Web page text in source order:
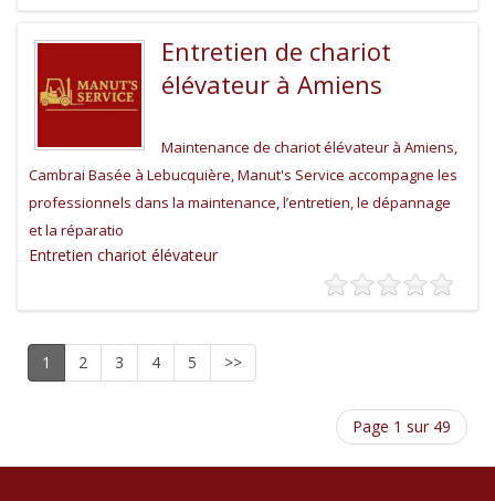
Entretien de chariot
élévateur à Amiens
Maintenance de chariot élévateur à Amiens,
Cambrai Basée à Lebucquière, Manut's Service accompagne les
professionnels dans la maintenance, l’entretien, le dépannage
et la réparatio
Entretien chariot élévateur
1 2 3 4 5 >>
Page 1 sur 49